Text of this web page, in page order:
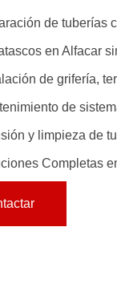
de tuberías
en Alfacar
de grifería,
de
y limpieza de
Completas